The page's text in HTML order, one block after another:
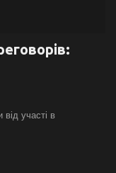
участі в